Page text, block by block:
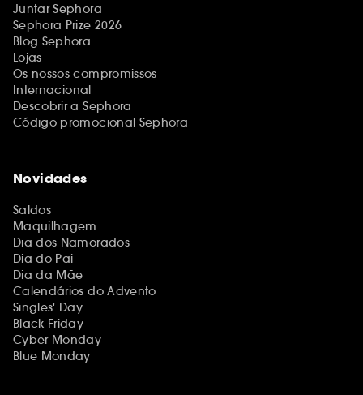
Juntar Sephora
Sephora Prize 2026
Blog Sephora
Lojas
Os nossos compromissos
Internacional
Descobrir a Sephora
Código promocional Sephora
Novidades
Saldos
Maquilhagem
Dia dos Namorados
Dia do Pai
Dia da Mãe
Calendários do Advento
Singles' Day
Black Friday
Cyber Monday
Blue Monday